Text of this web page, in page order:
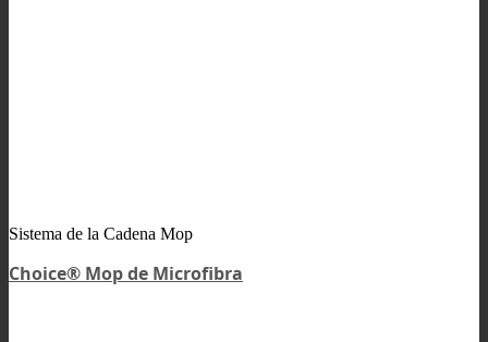
Sistema de la Cadena Mop
Choice® Mop de Microfibra